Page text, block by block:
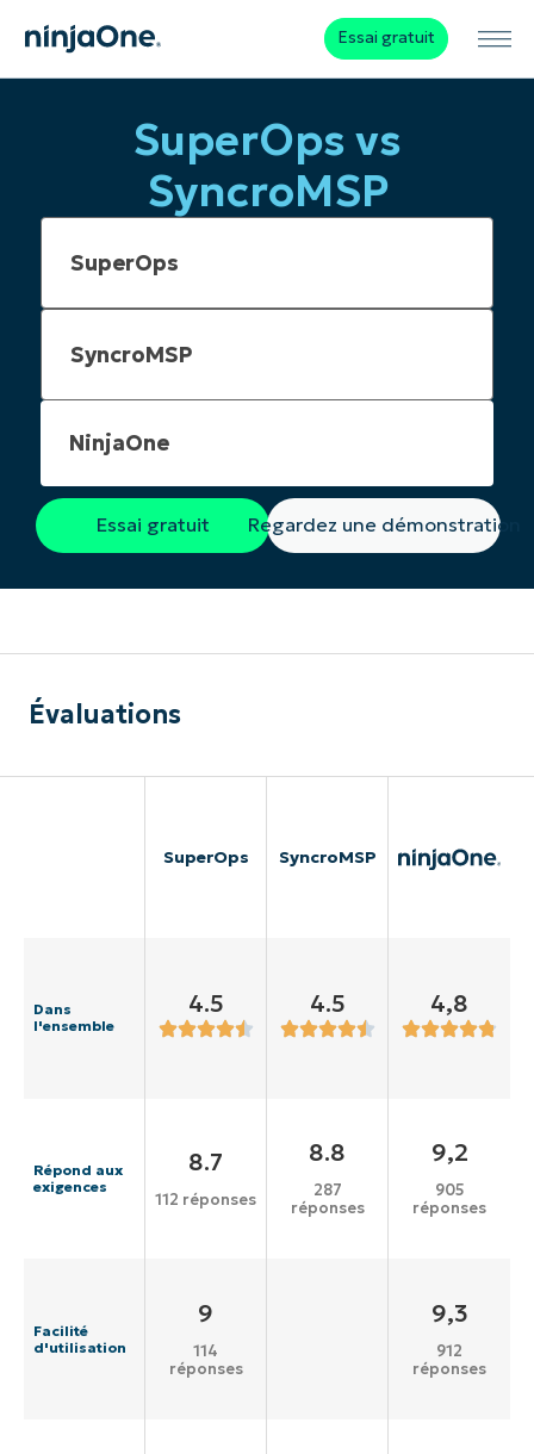
Essai gratuit
SuperOps vs
SyncroMSP
NinjaOne
Essai gratuit Regardez une démonstration
Évaluations
SuperOps SyncroMSP
Dans
l'ensemble
4.5 4.5 4,8
Répond aux
exigences
8.7
112 réponses
8.8
287
réponses
9,2
905
réponses
Facilité
d'utilisation
9
114
réponses
9,3
912
réponses